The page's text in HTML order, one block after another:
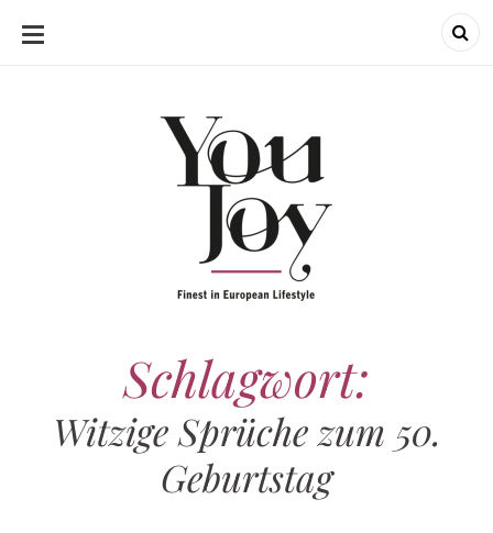
SKIP
Schlagwort:
Witzige Sprüche zum 50.
Geburtstag